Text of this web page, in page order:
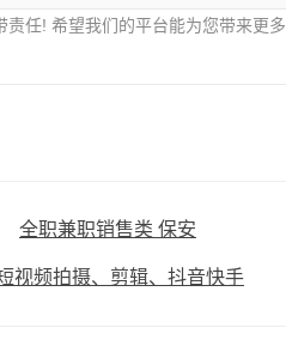
任! 希望我们的平台能为您带来更多
全职兼职销售类 保安
视频拍摄、剪辑、抖音快手